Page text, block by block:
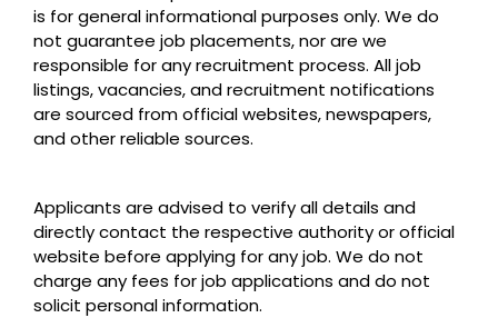
is for general informational purposes only. We do
not guarantee job placements, nor are we
responsible for any recruitment process. All job
listings, vacancies, and recruitment notifications
are sourced from official websites, newspapers,
and other reliable sources.
Applicants are advised to verify all details and
directly contact the respective authority or official
website before applying for any job. We do not
charge any fees for job applications and do not
solicit personal information.